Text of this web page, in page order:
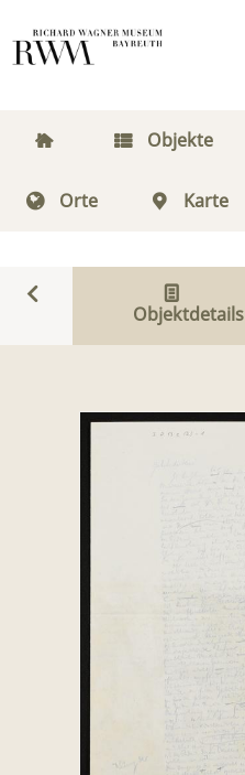
Objekte
Orte Karte
Objektdetails